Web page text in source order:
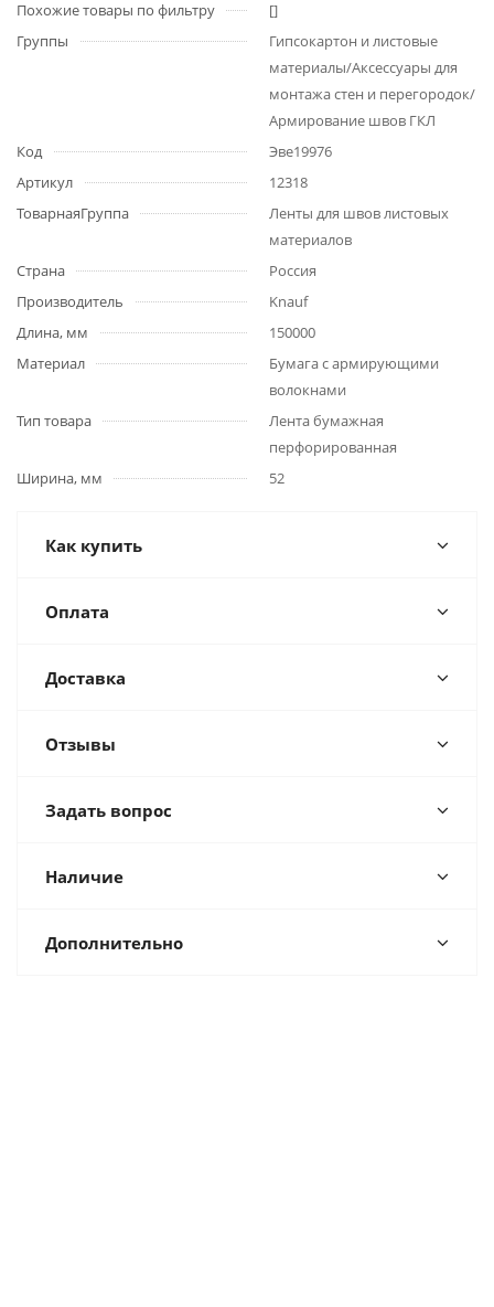
Похожие товары по фильтру
[]
Группы
Гипсокартон и листовые
материалы/Аксессуары для
монтажа стен и перегородок/
Армирование швов ГКЛ
Код
Эве19976
Артикул
12318
ТоварнаяГруппа
Ленты для швов листовых
материалов
Страна
Россия
Производитель
Knauf
Длина, мм
150000
Материал
Бумага с армирующими
волокнами
Тип товара
Лента бумажная
перфорированная
Ширина, мм
52
Как купить
Оплата
Доставка
Отзывы
Задать вопрос
Наличие
Дополнительно